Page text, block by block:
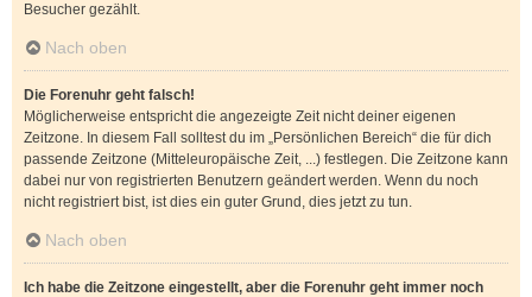
Besucher gezählt.
Nach oben
Die Forenuhr geht falsch!
Möglicherweise entspricht die angezeigte Zeit nicht deiner eigenen
Zeitzone. In diesem Fall solltest du im „Persönlichen Bereich“ die für dich
passende Zeitzone (Mitteleuropäische Zeit, ...) festlegen. Die Zeitzone kann
dabei nur von registrierten Benutzern geändert werden. Wenn du noch
nicht registriert bist, ist dies ein guter Grund, dies jetzt zu tun.
Nach oben
Ich habe die Zeitzone eingestellt, aber die Forenuhr geht immer noch